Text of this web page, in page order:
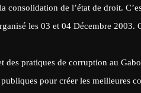
consolidation de l’état de droit.
les 03 et 04 Décembre
des pratiques de corruption au
pour créer les meilleures